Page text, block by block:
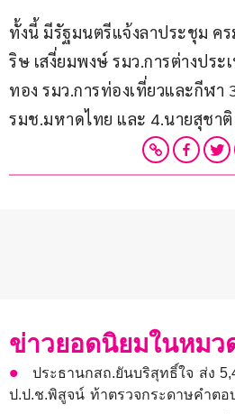
ทั้งนี้ มีรัฐมนตรีแจ้งลาประชุม ค
ริษ เสงี่ยมพงษ์ รมว.การต่างประ
ทอง รมว.การท่องเที่ยวและกีฬา
รมช.มหาดไทย และ 4.นายสุชา
ข่าวยอดนิยมในหมว
ประธานกสถ.ยันบริสุทธิ์ใจ ส่ง
ป.ป.ช.พิสูจน์ ท้าตรวจกระดาษคำตอ